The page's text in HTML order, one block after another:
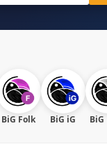
BiG Folk BiG iG BiG